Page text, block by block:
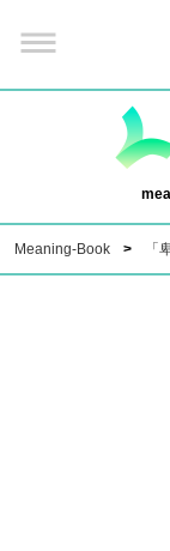
Meaning-Book 「